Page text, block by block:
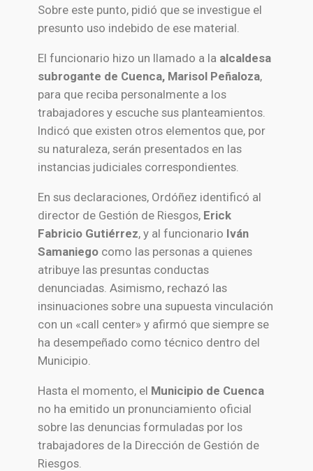
Sobre este punto, pidió que se investigue el
presunto uso indebido de ese material.
El funcionario hizo un llamado a la alcaldesa
subrogante de Cuenca, Marisol Peñaloza,
para que reciba personalmente a los
trabajadores y escuche sus planteamientos.
Indicó que existen otros elementos que, por
su naturaleza, serán presentados en las
instancias judiciales correspondientes.
En sus declaraciones, Ordóñez identificó al
director de Gestión de Riesgos, Erick
Fabricio Gutiérrez, y al funcionario Iván
Samaniegocomo las personas a quienes
atribuye las presuntas conductas
denunciadas. Asimismo, rechazó las
insinuaciones sobre una supuesta vinculación
con un «call center» y afirmó que siempre se
ha desempeñado como técnico dentro del
Municipio.
Hasta el momento, el Municipio de Cuenca
no ha emitido un pronunciamiento oficial
sobre las denuncias formuladas por los
trabajadores de la Dirección de Gestión de
Riesgos.